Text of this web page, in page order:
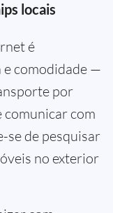
locais
é
e comodidade —
por
comunicar com
se de pesquisar
no exterior